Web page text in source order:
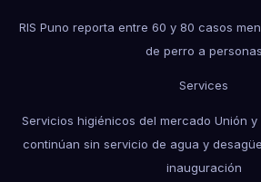
RIS Puno reporta entre 60 y 80 casos
de perro a personas
Services
Servicios higiénicos del mercado Unión y
continúan sin servicio de agua y
inauguración